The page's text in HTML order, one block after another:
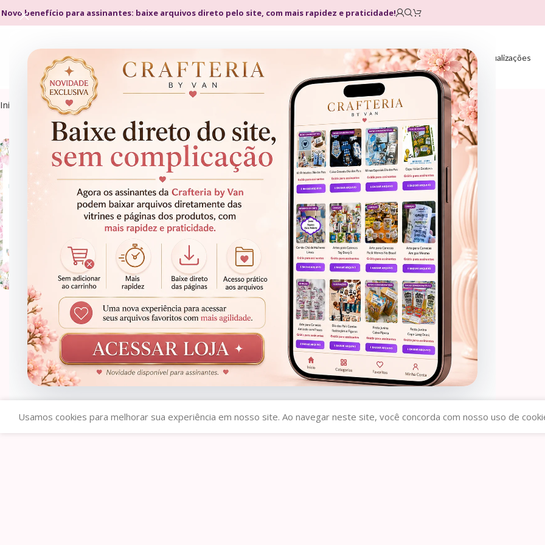
Novo benefício para assinantes: baixe arquivos direto pelo site, com mais rapidez e praticidade!
Home Loja Planos Atualizações
Início Encadernação Caderneta da Gestante
CADERNETA DA GESTANTE
Caderneta da Gestante
R$ 1,99
CADERNETA DA GESTANTE
- 60%
Caderneta da Gestante (Lina)
R$19,99 R$7,90
Usamos cookies para melhorar sua experiência em nosso site. Ao navegar neste site, você concorda com nosso uso de